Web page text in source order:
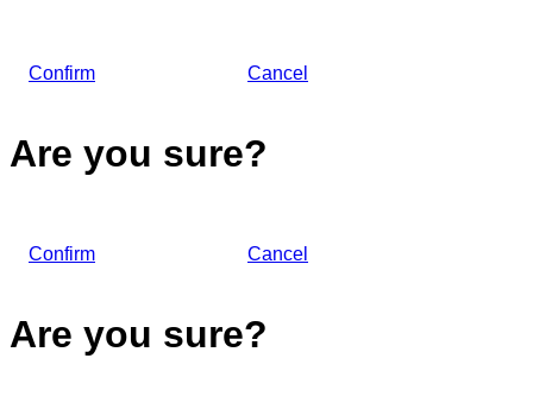
Confirm Cancel
Are you sure?
Confirm Cancel
Are you sure?